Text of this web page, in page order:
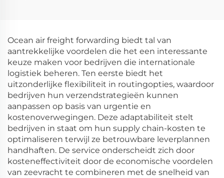
Portugal UPS DHL
Express verzending
agent
Douaneafhandeling
Ocean air freight forwarding biedt tal van
aantrekkelijke voordelen die het een interessante
keuze maken voor bedrijven die internationale
logistiek beheren. Ten eerste biedt het
uitzonderlijke flexibiliteit in routingopties, waardoor
bedrijven hun verzendstrategieën kunnen
aanpassen op basis van urgentie en
kostenoverwegingen. Deze adaptabiliteit stelt
bedrijven in staat om hun supply chain-kosten te
optimaliseren terwijl ze betrouwbare leverplannen
handhaften. De service onderscheidt zich door
kosteneffectiviteit door de economische voordelen
van zeevracht te combineren met de snelheid van